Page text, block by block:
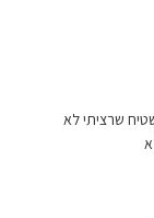
שרציתי לא